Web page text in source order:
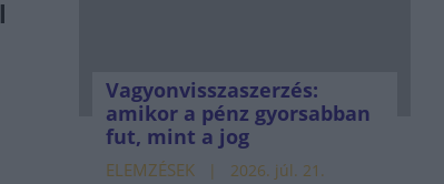
Vagyonvisszaszerzés:
amikor a pénz gyorsabban
fut, mint a jog
ELEMZÉSEK 2026. júl. 21.